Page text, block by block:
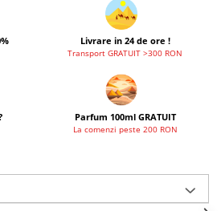
Livrare in 24 de ore !
Transport GRATUIT >300 RON
Parfum 100ml GRATUIT
La comenzi peste 200 RON